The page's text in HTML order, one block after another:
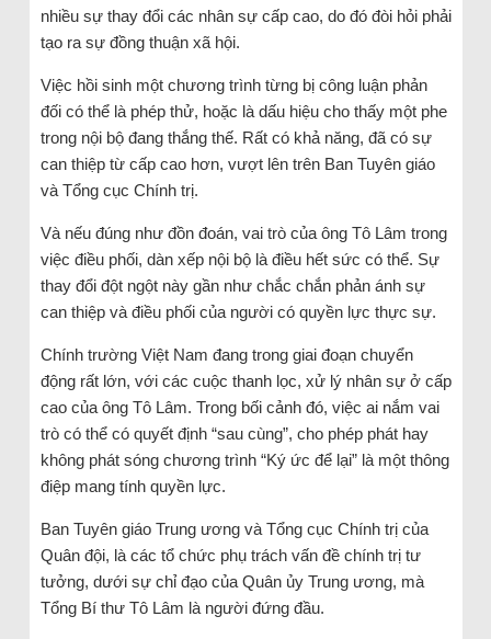
nhiều sự thay đổi các nhân sự cấp cao, do đó đòi hỏi phải
tạo ra sự đồng thuận xã hội.
Việc hồi sinh một chương trình từng bị công luận phản
đối có thể là phép thử, hoặc là dấu hiệu cho thấy một phe
trong nội bộ đang thắng thế. Rất có khả năng, đã có sự
can thiệp từ cấp cao hơn, vượt lên trên Ban Tuyên giáo
và Tổng cục Chính trị.
Và nếu đúng như đồn đoán, vai trò của ông Tô Lâm trong
việc điều phối, dàn xếp nội bộ là điều hết sức có thể. Sự
thay đổi đột ngột này gần như chắc chắn phản ánh sự
can thiệp và điều phối của người có quyền lực thực sự.
Chính trường Việt Nam đang trong giai đoạn chuyển
động rất lớn, với các cuộc thanh lọc, xử lý nhân sự ở cấp
cao của ông Tô Lâm. Trong bối cảnh đó, việc ai nắm vai
trò có thể có quyết định “sau cùng”, cho phép phát hay
không phát sóng chương trình “Ký ức để lại” là một thông
điệp mang tính quyền lực.
Ban Tuyên giáo Trung ương và Tổng cục Chính trị của
Quân đội, là các tổ chức phụ trách vấn đề chính trị tư
tưởng, dưới sự chỉ đạo của Quân ủy Trung ương, mà
Tổng Bí thư Tô Lâm là người đứng đầu.